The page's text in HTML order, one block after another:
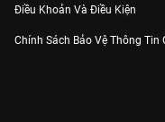
Điều Khoản Và Điều Kiện
Chính Sách Bảo Vệ Thông Tin